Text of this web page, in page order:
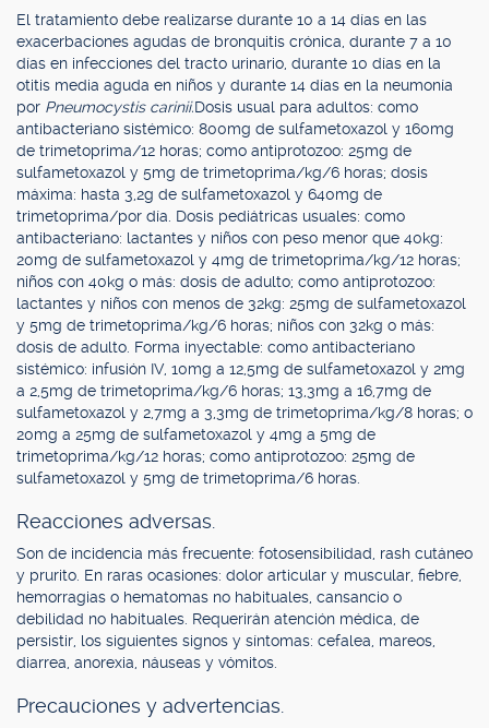
El tratamiento debe realizarse durante 10 a 14 días en las
exacerbaciones agudas de bronquitis crónica, durante 7 a 10
días en infecciones del tracto urinario, durante 10 días en la
otitis media aguda en niños y durante 14 días en la neumonía
por Pneumocystis carinii.Dosis usual para adultos: como
antibacteriano sistémico: 800mg de sulfametoxazol y 160mg
de trimetoprima/12 horas; como antiprotozoo: 25mg de
sulfametoxazol y 5mg de trimetoprima/kg/6 horas; dosis
máxima: hasta 3,2g de sulfametoxazol y 640mg de
trimetoprima/por día. Dosis pediátricas usuales: como
antibacteriano: lactantes y niños con peso menor que 40kg:
20mg de sulfametoxazol y 4mg de trimetoprima/kg/12 horas;
niños con 40kg o más: dosis de adulto; como antiprotozoo:
lactantes y niños con menos de 32kg: 25mg de sulfametoxazol
y 5mg de trimetoprima/kg/6 horas; niños con 32kg o más:
dosis de adulto. Forma inyectable: como antibacteriano
sistémico: infusión IV, 10mg a 12,5mg de sulfametoxazol y 2mg
a 2,5mg de trimetoprima/kg/6 horas; 13,3mg a 16,7mg de
sulfametoxazol y 2,7mg a 3,3mg de trimetoprima/kg/8 horas; o
20mg a 25mg de sulfametoxazol y 4mg a 5mg de
trimetoprima/kg/12 horas; como antiprotozoo: 25mg de
sulfametoxazol y 5mg de trimetoprima/6 horas.
Reacciones adversas.
Son de incidencia más frecuente: fotosensibilidad, rash cutáneo
y prurito. En raras ocasiones: dolor articular y muscular, fiebre,
hemorragias o hematomas no habituales, cansancio o
debilidad no habituales. Requerirán atención médica, de
persistir, los siguientes signos y síntomas: cefalea, mareos,
diarrea, anorexia, náuseas y vómitos.
Precauciones y advertencias.